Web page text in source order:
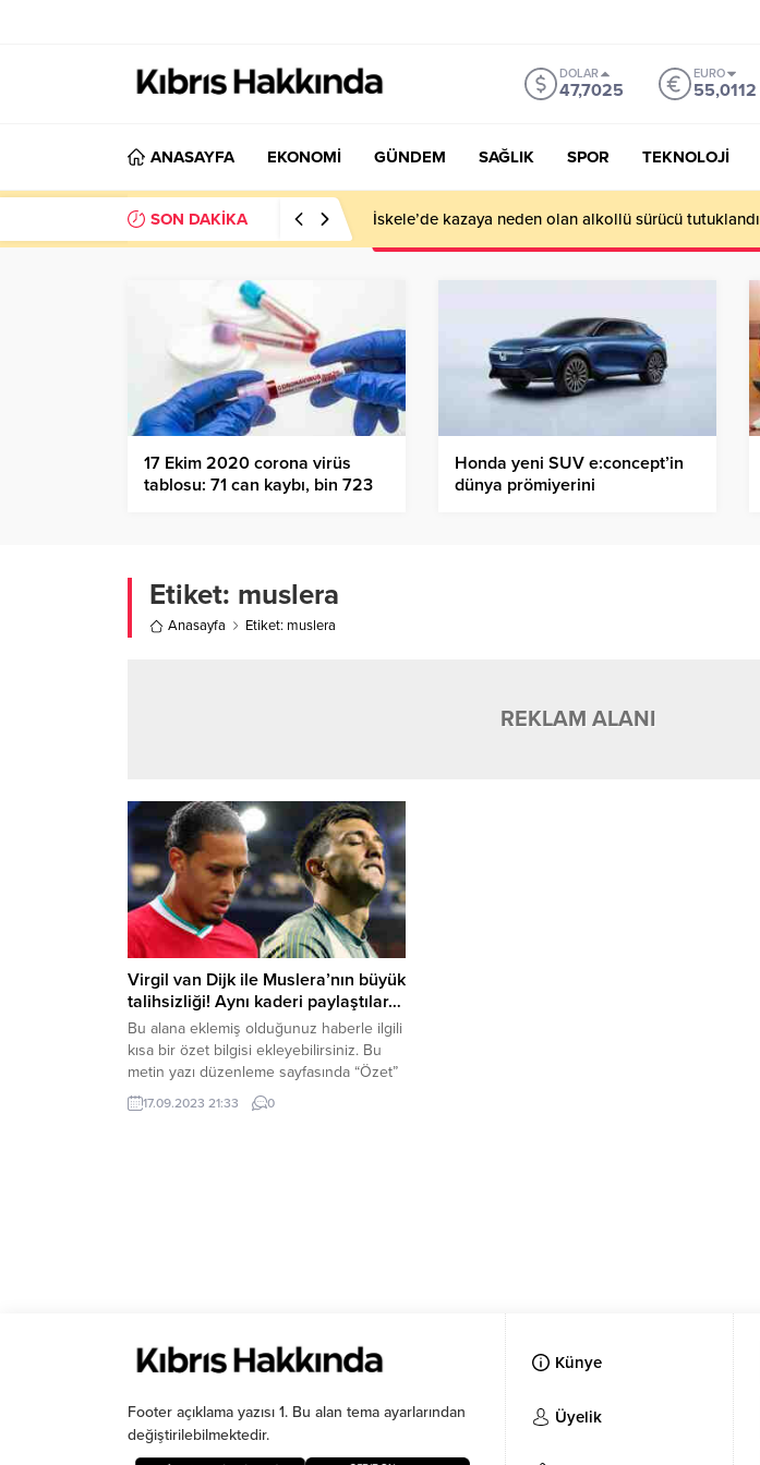
DOLAR
47,7025
EURO
55,0112
ANASAYFA EKONOMİ GÜNDEM SAĞLIK SPOR TEKNOLOJİ
SON DAKİKA İskele’de kazaya neden olan alkollü sürücü tutuklandı
17 Ekim 2020 corona virüs
tablosu: 71 can kaybı, bin 723
Honda yeni SUV e:concept’in
dünya prömiyerini
Etiket: muslera
Anasayfa Etiket: muslera
REKLAM ALANI
Virgil van Dijk ile Muslera’nın büyük
talihsizliği! Aynı kaderi paylaştılar…
Bu alana eklemiş olduğunuz haberle ilgili
kısa bir özet bilgisi ekleyebilirsiniz. Bu
metin yazı düzenleme sayfasında “Özet”
bölümünden eklenebilir. Özet
eklenmişse başlık altında kalın olarak bu
17.09.2023 21:33 0
Footer açıklama yazısı 1. Bu alan tema ayarlarından
değiştirilebilmektedir.
Künye
Üyelik